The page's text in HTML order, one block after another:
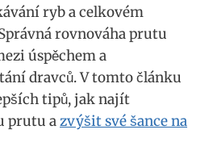
ryb ‍a celkovém
rovnováha prutu
úspěchem a
dravců.‍ V⁢ tomto⁢ článku
tipů, ‌jak najít
prutu azvýšit své šance na